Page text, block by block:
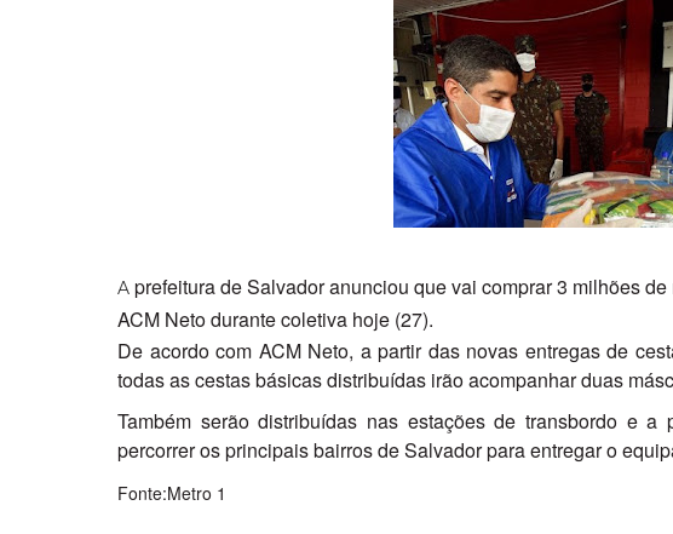
A prefeitura de Salvador anunciou que vai comprar 3 milhões
ACM Neto durante coletiva hoje (27).
De acordo com ACM Neto, a partir das novas entregas de
todas as cestas básicas distribuídas irão acompanhar duas
Também serão distribuídas nas estações de transbordo e
percorrer os principais bairros de Salvador para entregar o
Fonte:Metro 1